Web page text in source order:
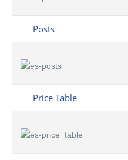
Posts
Price Table